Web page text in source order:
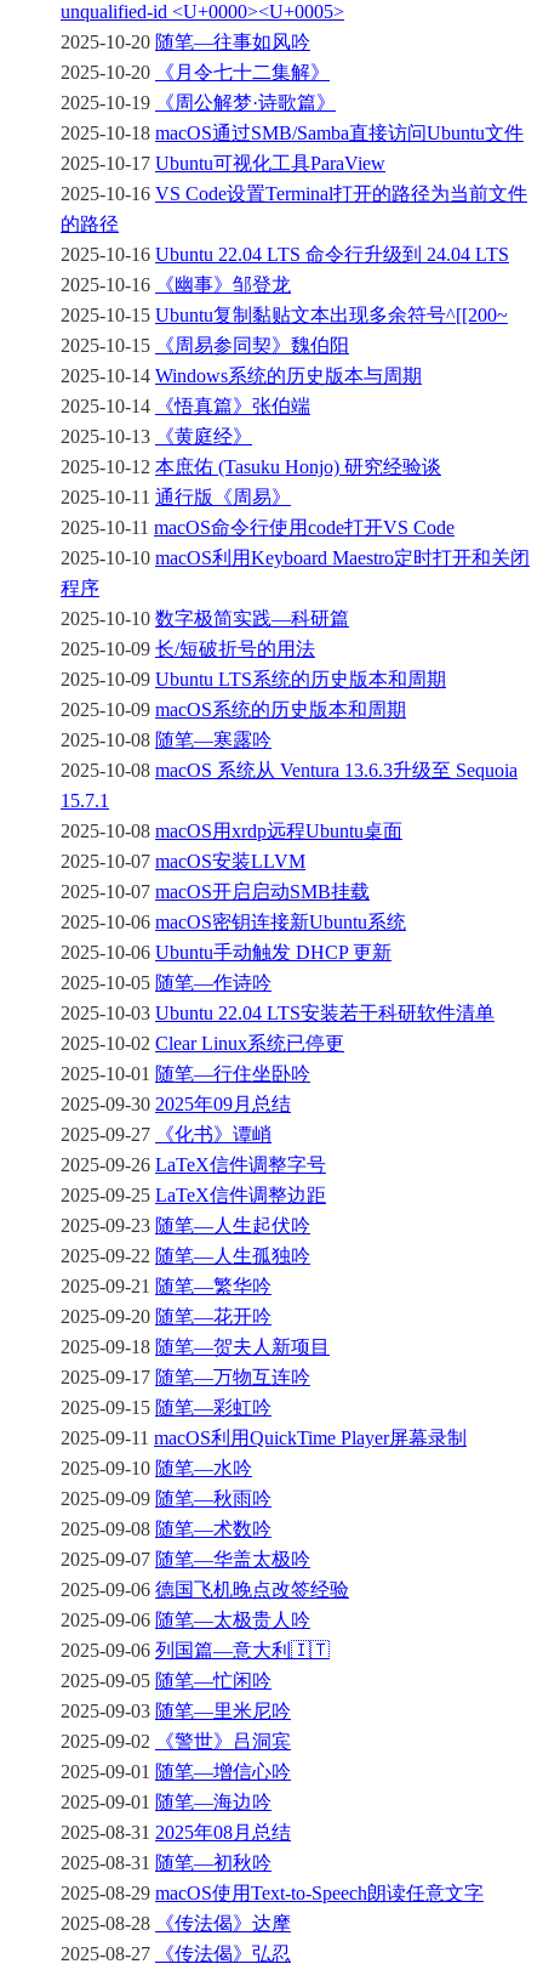
unqualified-id <U+0000><U+0005>
2025-10-20 随笔—往事如风吟
2025-10-20
《月令七十二集解》
2025-10-19
《周公解梦·诗歌篇》
2025-10-18 macOS通过SMB/Samba直接访问Ubuntu文件
2025-10-17 Ubuntu可视化工具ParaView
2025-10-16 VS Code设置Terminal打开的路径为当前文件
的路径
2025-10-16 Ubuntu 22.04 LTS 命令行升级到 24.04 LTS
2025-10-16
《幽事》邹登龙
2025-10-15 Ubuntu复制黏贴文本出现多余符号^[[200~
2025-10-15
《周易参同契》魏伯阳
2025-10-14 Windows系统的历史版本与周期
2025-10-14
《悟真篇》张伯端
2025-10-13
《黄庭经》
2025-10-12 本庶佑 (Tasuku Honjo) 研究经验谈
2025-10-11 通行版《周易》
2025-10-11 macOS命令行使用code打开VS Code
2025-10-10 macOS利用Keyboard Maestro定时打开和关闭
程序
2025-10-10 数字极简实践—科研篇
2025-10-09 长/短破折号的用法
2025-10-09 Ubuntu LTS系统的历史版本和周期
2025-10-09 macOS系统的历史版本和周期
2025-10-08 随笔—寒露吟
2025-10-08 macOS 系统从 Ventura 13.6.3升级至 Sequoia
15.7.1
2025-10-08 macOS用xrdp远程Ubuntu桌面
2025-10-07 macOS安装LLVM
2025-10-07 macOS开启启动SMB挂载
2025-10-06 macOS密钥连接新Ubuntu系统
2025-10-06 Ubuntu手动触发 DHCP 更新
2025-10-05 随笔—作诗吟
2025-10-03 Ubuntu 22.04 LTS安装若干科研软件清单
2025-10-02 Clear Linux系统已停更
2025-10-01 随笔—行住坐卧吟
2025-09-30 2025年09月总结
2025-09-27
《化书》谭峭
2025-09-26 LaTeX信件调整字号
2025-09-25 LaTeX信件调整边距
2025-09-23 随笔—人生起伏吟
2025-09-22 随笔—人生孤独吟
2025-09-21 随笔—繁华吟
2025-09-20 随笔—花开吟
2025-09-18 随笔—贺夫人新项目
2025-09-17 随笔—万物互连吟
2025-09-15 随笔—彩虹吟
2025-09-11 macOS利用QuickTime Player屏幕录制
2025-09-10 随笔—水吟
2025-09-09 随笔—秋雨吟
2025-09-08 随笔—术数吟
2025-09-07 随笔—华盖太极吟
2025-09-06 德国飞机晚点改签经验
2025-09-06 随笔—太极贵人吟
2025-09-06 列国篇—意大利🇮🇹
2025-09-05 随笔—忙闲吟
2025-09-03 随笔—里米尼吟
2025-09-02
《警世》吕洞宾
2025-09-01 随笔—增信心吟
2025-09-01 随笔—海边吟
2025-08-31 2025年08月总结
2025-08-31 随笔—初秋吟
2025-08-29 macOS使用Text-to-Speech朗读任意文字
2025-08-28
《传法偈》达摩
2025-08-27
《传法偈》弘忍